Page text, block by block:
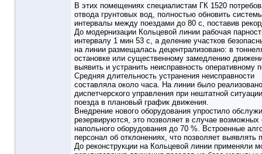
В этих помещениях специалистам ГК 1520
отвода грунтовых вод, полностью обновить
интервалы между поездами до 80 с, поставив
До модернизации Кольцевой линии рабочая
интервалу 1 мин 53 с, а деление участков
на линии размещалась децентрализовано: в
остановке или существенному замедлению
выявить и устранить неисправность
Средняя длительность устранения неисправности
составляла около часа. На линии было
диспетчерского управления при нештатной
поезда в плановый график движения.
Внедрение нового оборудования упростило
резервируются, это позволяет в случае
напольного оборудования до 70 %. Встроенные
персонал об отклонениях, что позволяет выявлять
До реконструкции на Кольцевой линии применяли